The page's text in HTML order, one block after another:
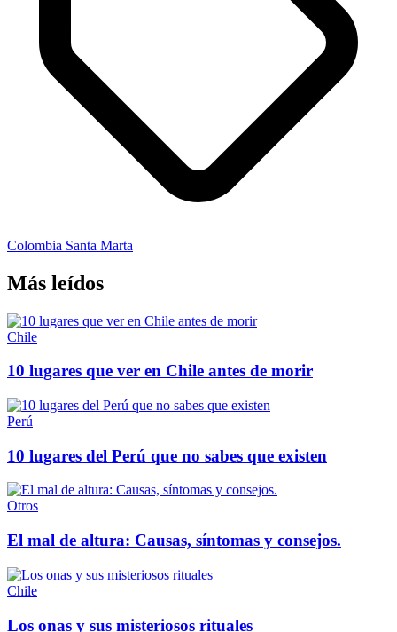
Colombia Santa Marta
Más leídos
Chile
10 lugares que ver en Chile antes de morir
Perú
10 lugares del Perú que no sabes que existen
Otros
El mal de altura: Causas, síntomas y consejos.
Chile
Los onas y sus misteriosos rituales